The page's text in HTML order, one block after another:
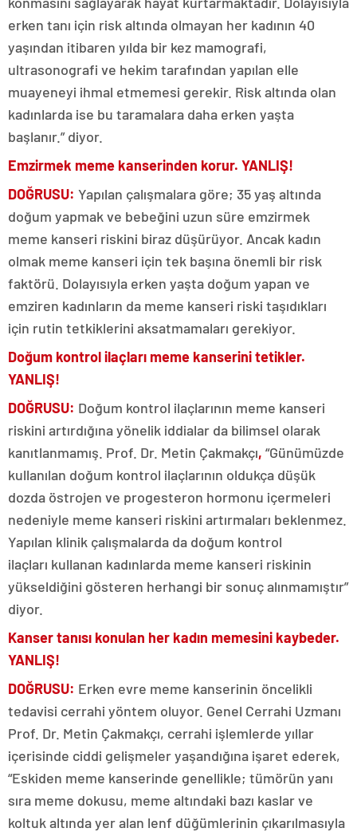
erken tanı için risk altında olmayan her kadının 40
yaşından itibaren yılda bir kez mamografi,
ultrasonografi ve hekim tarafından yapılan elle
muayeneyi ihmal etmemesi gerekir. Risk altında olan
kadınlarda ise bu taramalara daha erken yaşta
başlanır.” diyor.
Emzirmek meme kanserinden korur. YANLIŞ!
DOĞRUSU: Yapılan çalışmalara göre; 35 yaş altında
doğum yapmak ve bebeğini uzun süre emzirmek
meme kanseri riskini biraz düşürüyor. Ancak kadın
olmak meme kanseri için tek başına önemli bir risk
faktörü. Dolayısıyla erken yaşta doğum yapan ve
emziren kadınların da meme kanseri riski taşıdıkları
için rutin tetkiklerini aksatmamaları gerekiyor.
Doğum kontrol ilaçları meme kanserini tetikler.
YANLIŞ!
DOĞRUSU: Doğum kontrol ilaçlarının meme kanseri
riskini artırdığına yönelik iddialar da bilimsel olarak
kanıtlanmamış. Prof. Dr. Metin Çakmakçı, “Günümüzde
kullanılan doğum kontrol ilaçlarının oldukça düşük
dozda östrojen ve progesteron hormonu içermeleri
nedeniyle meme kanseri riskini artırmaları beklenmez.
Yapılan klinik çalışmalarda da doğum kontrol
ilaçları kullanan kadınlarda meme kanseri riskinin
yükseldiğini gösteren herhangi bir sonuç alınmamıştır”
diyor.
Kanser tanısı konulan her kadın memesini kaybeder.
YANLIŞ!
DOĞRUSU: Erken evre meme kanserinin öncelikli
tedavisi cerrahi yöntem oluyor. Genel Cerrahi Uzmanı
Prof. Dr. Metin Çakmakçı, cerrahi işlemlerde yıllar
içerisinde ciddi gelişmeler yaşandığına işaret ederek,
“Eskiden meme kanserinde genellikle; tümörün yanı
sıra meme dokusu, meme altındaki bazı kaslar ve
koltuk altında yer alan lenf düğümlerinin çıkarılmasıyla